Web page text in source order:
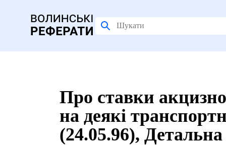
Про ставки
на деякі
(24.05.96),